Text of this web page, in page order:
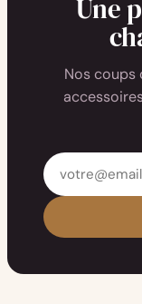
Une
Nos
Adresse
email